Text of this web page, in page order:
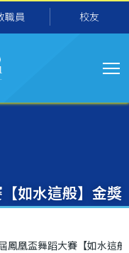
職員 校友
如水這般】金獎
鳳凰盃舞蹈大賽【如水這